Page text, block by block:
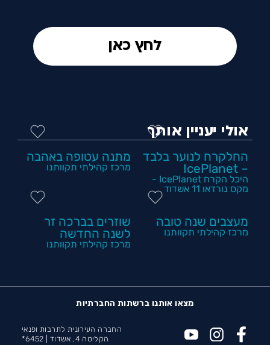
לחץ כאן
אולי יעניין אותך
החלקרח לנוער בלבד
– IcePlanet
היכל הקרח IcePlanet -
מקס נורדאו 11 אשדוד
מתנה עטופה באהבה
מרכז קהילתי תקוותנו
מעצבים שנה טובה
מרכז קהילתי תקוותנו
שוזרים בברכה זר
לשנה החדשה
מרכז קהילתי תקוותנו
מצאו אותנו ברשתות החברתיות
החברה העירונית לתרבות ופנאי
הקליטה 4, אשדוד |
6452*